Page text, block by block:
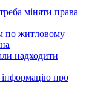
міняти права
по житловому
надходити
про